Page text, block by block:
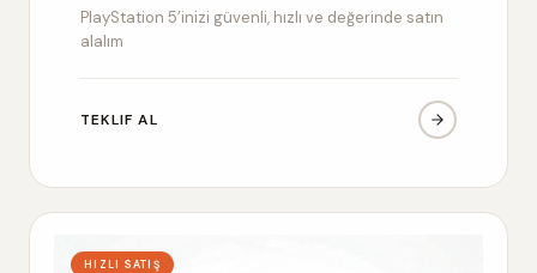
PlayStation 5’inizi güvenli, hızlı ve değerinde satın
alalım
TEKLIF AL
HIZLI SATIŞ